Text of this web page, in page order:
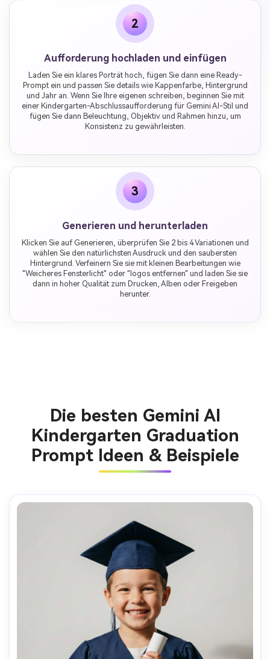
2
Aufforderung hochladen und einfügen
Laden Sie ein klares Porträt hoch, fügen Sie dann eine Ready-
Prompt ein und passen Sie details wie Kappenfarbe, Hintergrund
und Jahr an. Wenn Sie Ihre eigenen schreiben, beginnen Sie mit
einer Kindergarten-Abschlussaufforderung für Gemini AI-Stil und
fügen Sie dann Beleuchtung, Objektiv und Rahmen hinzu, um
Konsistenz zu gewährleisten.
3
Generieren und herunterladen
Klicken Sie auf Generieren, überprüfen Sie 2 bis 4 Variationen und
wählen Sie den natürlichsten Ausdruck und den saubersten
Hintergrund. Verfeinern Sie sie mit kleinen Bearbeitungen wie
"Weicheres Fensterlicht" oder "logos entfernen" und laden Sie sie
dann in hoher Qualität zum Drucken, Alben oder Freigeben
herunter.
Die besten Gemini AI
Kindergarten Graduation
Prompt Ideen & Beispiele